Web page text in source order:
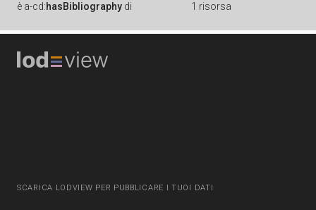
è a-cd:hasBibliography di 1 risorsa
SCARICA LODVIEW PER PUBBLICARE I TUOI DATI